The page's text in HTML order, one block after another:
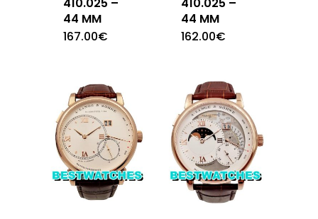
410.025 –
44 MM
167.00€
410.025 –
44 MM
162.00€